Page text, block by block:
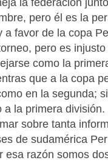
la federación
pero él es la
a favor de la copa
pero es
como la
que a la copa
en la segunda;
a la primera
sobre tanta
de sudamérica
esa razón somos